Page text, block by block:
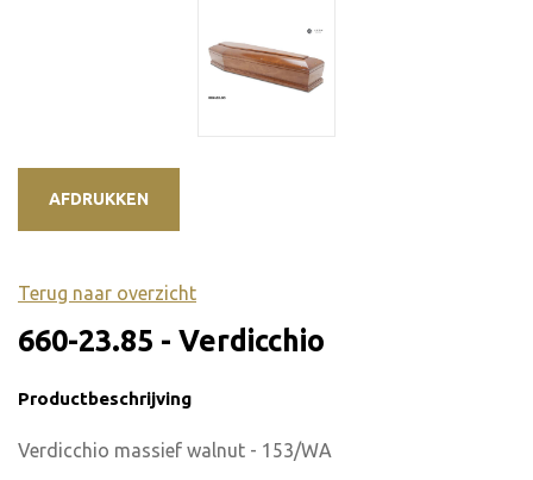
AFDRUKKEN
Terug naar overzicht
660-23.85 - Verdicchio
Productbeschrijving
Verdicchio massief walnut - 153/WA